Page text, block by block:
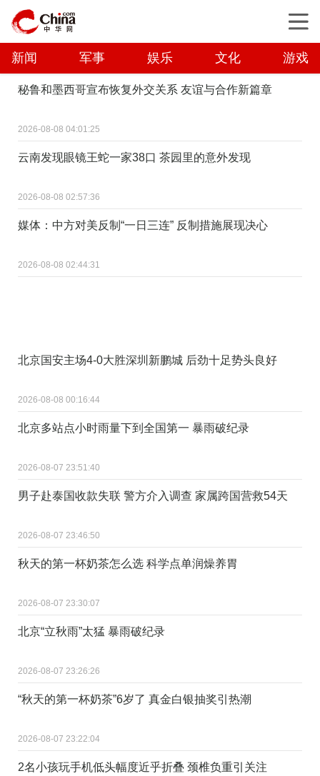
新闻 军事 娱乐 文化 游戏
秘鲁和墨西哥宣布恢复外交关系 友谊与合作新篇章
2026-08-08 04:01:25
云南发现眼镜王蛇一家38口 茶园里的意外发现
2026-08-08 02:57:36
媒体：中方对美反制“一日三连” 反制措施展现决心
2026-08-08 02:44:31
北京国安主场4-0大胜深圳新鹏城 后劲十足势头良好
2026-08-08 00:16:44
北京多站点小时雨量下到全国第一 暴雨破纪录
2026-08-07 23:51:40
男子赴泰国收款失联 警方介入调查 家属跨国营救54天
2026-08-07 23:46:50
秋天的第一杯奶茶怎么选 科学点单润燥养胃
2026-08-07 23:30:07
北京“立秋雨”太猛 暴雨破纪录
2026-08-07 23:26:26
“秋天的第一杯奶茶”6岁了 真金白银抽奖引热潮
2026-08-07 23:22:04
2名小孩玩手机低头幅度近乎折叠 颈椎负重引关注